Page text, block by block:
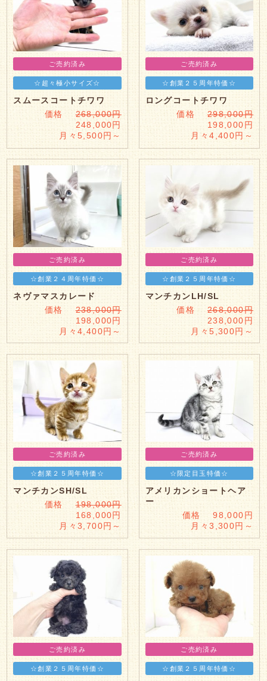
ご売約済み
☆超々極小サイズ☆
スムースコートチワワ
価格268,000円
248,000円
月々5,500円～
ご売約済み
☆創業２５周年特価☆
ロングコートチワワ
価格298,000円
198,000円
月々4,400円～
ご売約済み
☆創業２４周年特価☆
ネヴァマスカレード
価格238,000円
198,000円
月々4,400円～
ご売約済み
☆創業２５周年特価☆
マンチカンLH/SL
価格 268,000円
238,000円
月々5,300円～
ご売約済み
☆創業２５周年特価☆
マンチカンSH/SL
価格198,000円
168,000円
月々3,700円～
ご売約済み
☆限定目玉特価☆
アメリカンショートヘア
ー
価格 98,000円
月々3,300円～
ご売約済み
☆創業２５周年特価☆
ご売約済み
☆創業２５周年特価☆